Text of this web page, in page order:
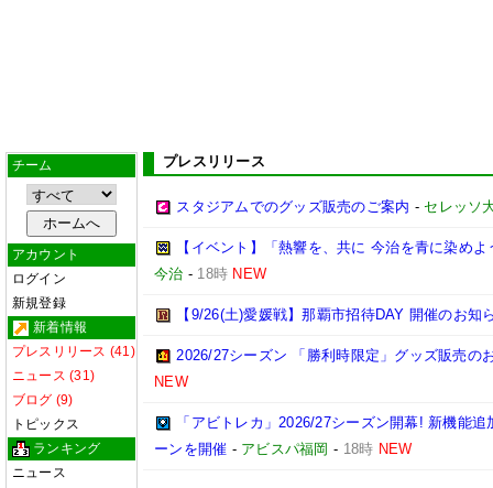
チーム
アカウント
ログイン
新規登録
新着情報
プレスリリース (41)
ニュース (31)
ブログ (9)
トピックス
ランキング
ニュース
プレスリリース
スタジアムでのグッズ販売のご案内 - セレッソ
【イベント】「熱響を、共に 今治を青に染め
今治 - 18時 NEW
【9/26(土)愛媛戦】那覇市招待DAY 開催のお知
2026/27シーズン 「勝利時限定」グッズ販売の
NEW
「アビトレカ」2026/27シーズン開幕! 新機能
ーンを開催 - アビスパ福岡 - 18時 NEW